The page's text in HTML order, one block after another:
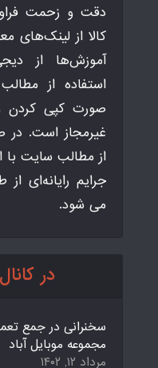
دقت و زحمت
کالا از لینک‌های
آموزش‌ها از
استفاده از
صورت کپی کردن
غیرمجاز است. در
از مطالب سایت با
جرایم رایانه‌ای
می شود.
در
سخنرانی در جمع
مجموعه موبایل آباد
مرداد ۱۲, ۱۴۰۲